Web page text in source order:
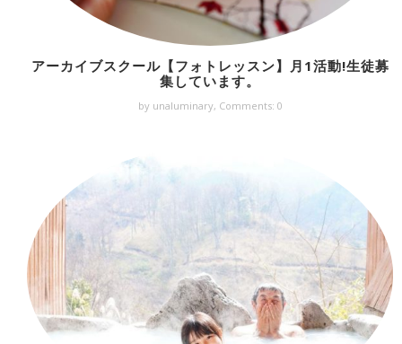
アーカイブスクール【フォトレッスン】月1活動!生徒募
集しています。
by unaluminary, Comments: 0